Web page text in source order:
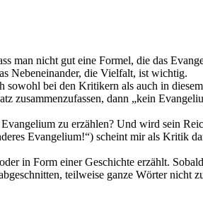
man nicht gut eine Formel, die das
Nebeneinander, die Vielfalt, ist wichtig.
sowohl bei den Kritikern als auch in
zusammenzufassen, dann „kein
zu erzählen? Und wird sein
Evangelium!“) scheint mir als Kritik
in Form einer Geschichte erzählt.
teilweise ganze Wörter nicht